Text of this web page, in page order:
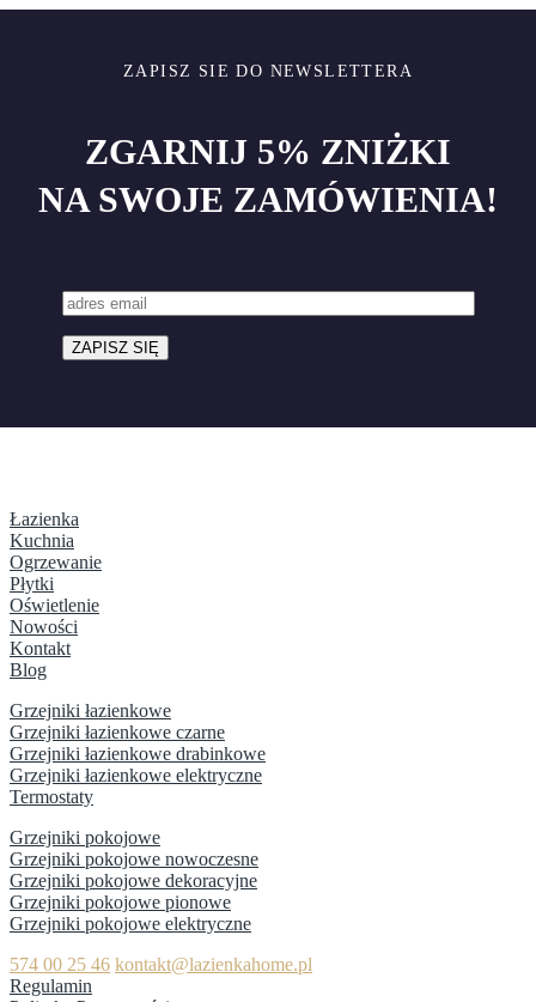
ZAPISZ SIE DO NEWSLETTERA
ZGARNIJ 5% ZNIŻKI
NA SWOJE ZAMÓWIENIA!
Łazienka
Kuchnia
Ogrzewanie
Płytki
Oświetlenie
Nowości
Kontakt
Blog
Grzejniki łazienkowe
Grzejniki łazienkowe czarne
Grzejniki łazienkowe drabinkowe
Grzejniki łazienkowe elektryczne
Termostaty
Grzejniki pokojowe
Grzejniki pokojowe nowoczesne
Grzejniki pokojowe dekoracyjne
Grzejniki pokojowe pionowe
Grzejniki pokojowe elektryczne
574 00 25 46 kontakt@lazienkahome.pl
Regulamin